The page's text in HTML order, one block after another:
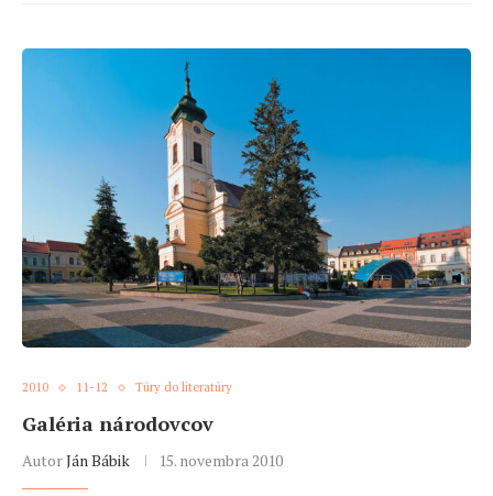
2010 11-12 Túry do literatúry
Galéria národovcov
AutorJán Bábik 15. novembra 2010